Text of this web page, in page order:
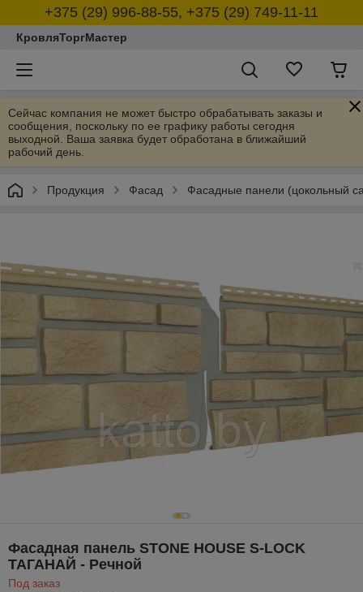
+375 (29) 996-88-55, +375 (29) 749-11-11
КровляТоргМастер
Сейчас компания не может быстро обрабатывать заказы и
сообщения, поскольку по ее графику работы сегодня
выходной. Ваша заявка будет обработана в ближайший
рабочий день.
Продукция Фасад Фасадные панели (цокольный
Фасадная панель STONE HOUSE S-LOCK
ТАГАНАЙ - Речной
Под заказ